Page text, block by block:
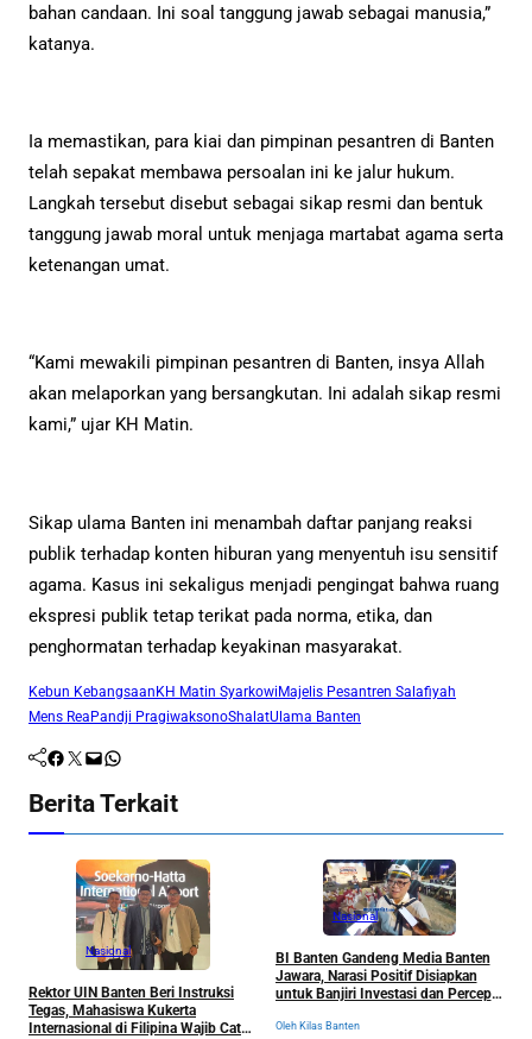
bahan candaan. Ini soal tanggung jawab sebagai manusia,”
katanya.
Ia memastikan, para kiai dan pimpinan pesantren di Banten
telah sepakat membawa persoalan ini ke jalur hukum.
Langkah tersebut disebut sebagai sikap resmi dan bentuk
tanggung jawab moral untuk menjaga martabat agama serta
ketenangan umat.
“Kami mewakili pimpinan pesantren di Banten, insya Allah
akan melaporkan yang bersangkutan. Ini adalah sikap resmi
kami,” ujar KH Matin.
Sikap ulama Banten ini menambah daftar panjang reaksi
publik terhadap konten hiburan yang menyentuh isu sensitif
agama. Kasus ini sekaligus menjadi pengingat bahwa ruang
ekspresi publik tetap terikat pada norma, etika, dan
penghormatan terhadap keyakinan masyarakat.
Kebun KebangsaanKH Matin SyarkowiMajelis Pesantren Salafiyah
Mens ReaPandji PragiwaksonoShalatUlama Banten
Facebook Twitter Mail WhatsApp
Berita Terkait
Nasional
Rektor UIN Banten Beri Instruksi
Tegas, Mahasiswa Kukerta
Internasional di Filipina Wajib Catat
Nasional
BI Banten Gandeng Media Banten
Jawara, Narasi Positif Disiapkan
untuk Banjiri Investasi dan Percepat
Oleh Kilas Banten